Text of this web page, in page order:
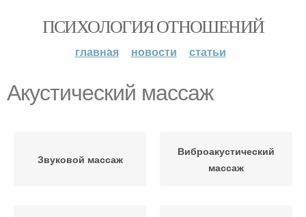
ПСИХОЛОГИЯ ОТНОШЕНИЙ
главная новости статьи
Акустический массаж
Звуковой массаж
Виброакустический
массаж